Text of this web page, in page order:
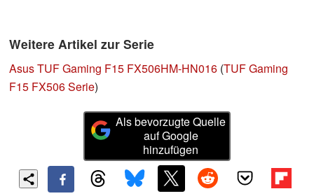
Weitere Artikel zur Serie
Asus TUF Gaming F15 FX506HM-HN016 (TUF Gaming
F15 FX506 Serie)
Als bevorzugte Quelle
auf Google
hinzufügen